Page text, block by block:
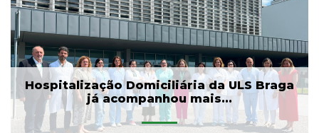
Hospitalização Domiciliária da ULS Braga
já acompanhou mais...